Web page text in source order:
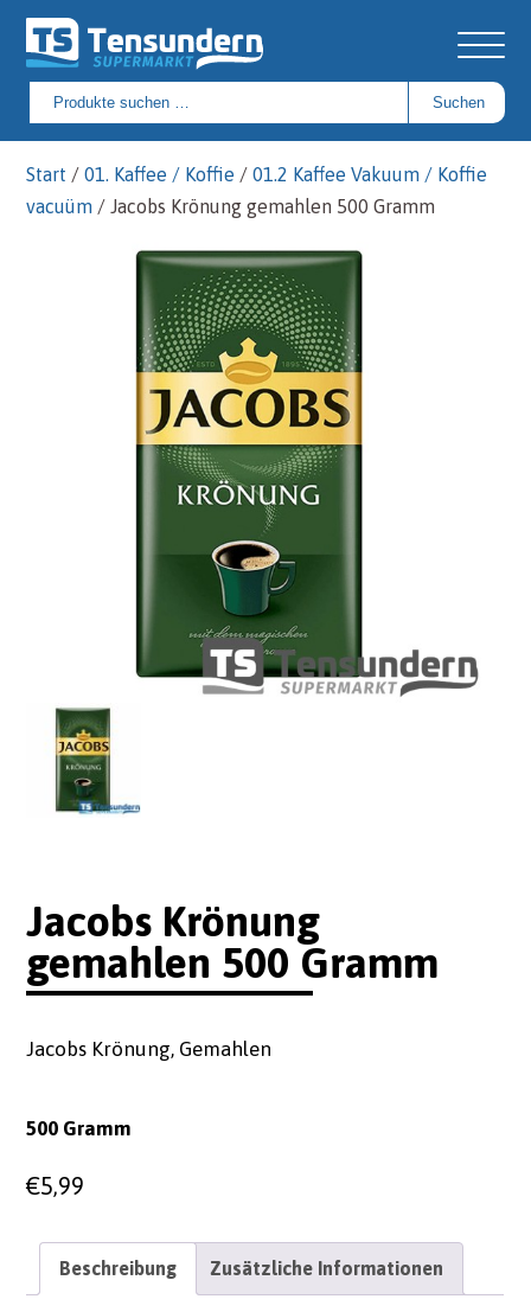
Suchen
nach:
Suchen
Start /01. Kaffee / Koffie /01.2 Kaffee Vakuum / Koffie
vacuüm / Jacobs Krönung gemahlen 500 Gramm
Jacobs Krönung
gemahlen 500 Gramm
Jacobs Krönung, Gemahlen
500 Gramm
€5,99
Beschreibung Zusätzliche Informationen